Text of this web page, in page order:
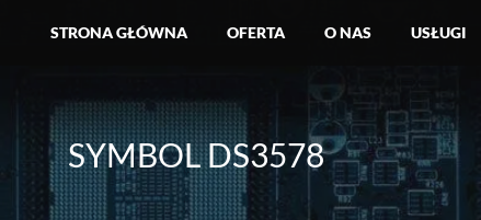
STRONA GŁÓWNA OFERTA O NAS USŁUGI
SYMBOL DS3578